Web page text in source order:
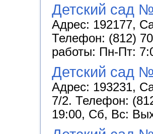
Детский сад
Адрес: 192177,
Телефон: (812)
работы: Пн-Пт:
Детский сад
Адрес: 193231,
7/2. Телефон:
19:00, Сб, Вс: